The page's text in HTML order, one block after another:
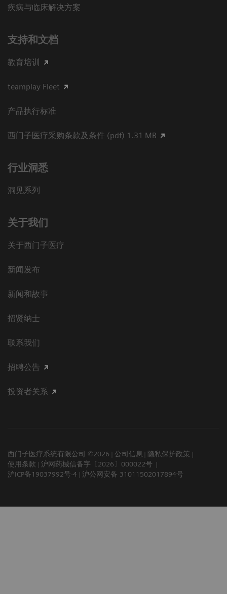
疾病与临床解决方案
支持和文档
教育培训
teamplay Fleet
产品执行标准
西门子医疗采购条款及条件 (pdf) 1.31 MB
行业洞悉
洞见系列
关于我们
关于西门子医疗
新闻发布
新闻和故事
招贤纳士
联系我们
招聘公告
投资者关系
西门子医疗系统有限公司 ©2026 公司信息
隐私保护政策
使用条款
沪网药械信备字〔2026〕000022号
沪ICP备19037992号-4
沪公网安备 31011502017894号